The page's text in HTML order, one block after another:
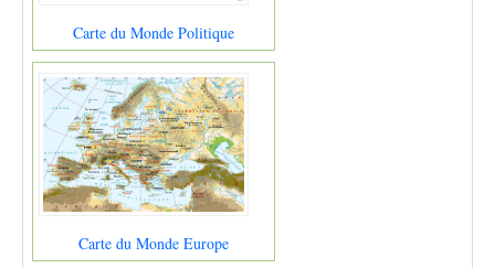
Carte du Monde Politique
Carte du Monde Europe